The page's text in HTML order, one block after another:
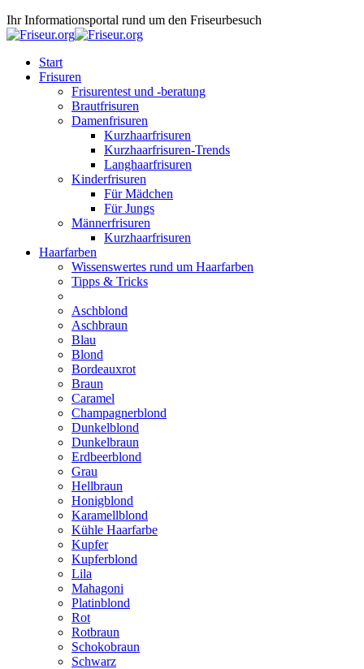
Ihr Informationsportal rund um den Friseurbesuch
Start
Frisuren
Frisurentest und -beratung
Brautfrisuren
Damenfrisuren
Kurzhaarfrisuren
Kurzhaarfrisuren-Trends
Langhaarfrisuren
Kinderfrisuren
Für Mädchen
Für Jungs
Männerfrisuren
Kurzhaarfrisuren
Haarfarben
Wissenswertes rund um Haarfarben
Tipps & Tricks
Aschblond
Aschbraun
Blau
Blond
Bordeauxrot
Braun
Caramel
Champagnerblond
Dunkelblond
Dunkelbraun
Erdbeerblond
Grau
Hellbraun
Honigblond
Karamellblond
Kühle Haarfarbe
Kupfer
Kupferblond
Lila
Mahagoni
Platinblond
Rot
Rotbraun
Schokobraun
Schwarz